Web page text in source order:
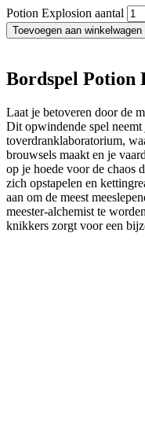
Potion Explosion aantal
Toevoegen aan winkelwagen
Bordspel Potion
Laat je betoveren door de
Dit opwindende spel neemt
toverdranklaboratorium,
brouwsels maakt en je
op je hoede voor de chaos
zich opstapelen en
aan om de meest
meester-alchemist te
knikkers zorgt voor een